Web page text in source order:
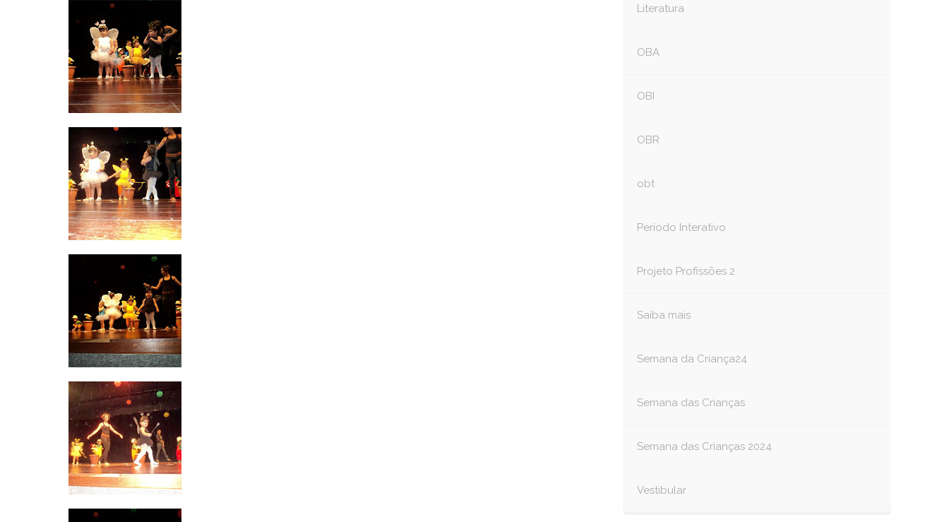
Literatura
OBA
OBI
OBR
obt
Período Interativo
Projeto Profissões 2
Saiba mais
Semana da Criança24
Semana das Crianças
Semana das Crianças 2024
Vestibular